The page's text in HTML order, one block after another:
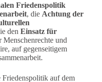
Friedenspolitik
, die Achtung der
den Einsatz für
Menschenrechte und
auf gegenseitigem
Friedenspolitik auf dem